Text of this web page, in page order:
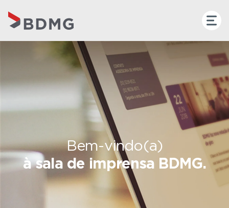
Bem-vindo(a)
à sala de imprensa BDMG.